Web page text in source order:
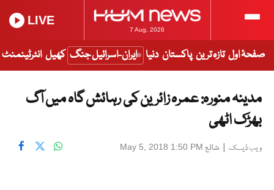
7 Aug, 2026
LIVE
صفحۂ اول تازہ ترین پاکستان دنیا ایران-اسرائیل جنگ کھیل انٹرٹینمنٹ
مدینہ منورہ: عمرہ زائرین کی رہائش گاہ میں آگ
بھڑک اٹھی
ویب ڈیسک | شائع May 5, 2018 1:50 PM